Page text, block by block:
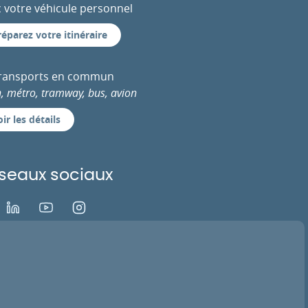
votre véhicule personnel
votre itinéraire
en commun
métro, tramway, bus, avion
les détails
sociaux
Youtube Instagram